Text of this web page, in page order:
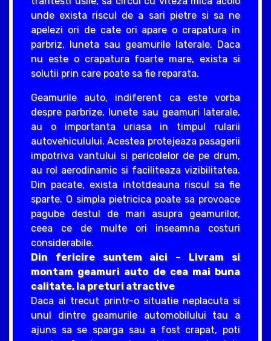
unde exista riscul de a sari pietre si sa ne
apelezi ori de cate ori apare o crapatura in
parbriz, luneta sau geamurile laterale. Daca
nu este o crapatura foarte mare, exista si
solutii prin care poate sa fie reparata.
Geamurile auto, indiferent ca este vorba
despre parbrize, lunete sau geamuri laterale,
au o importanta uriasa in timpul rularii
autovehiculului. Acestea protejeaza pasagerii
impotriva vantului si pericolelor de pe drum,
au rol aerodinamic si faciliteaza vizibilitatea.
Din pacate, exista intotdeauna riscul sa fie
sparte. O simpla pietricica poate sa provoace
pagube destul de mari asupra geamurilor,
ceea ce de multe ori inseamna costuri
considerabile.
Din fericire suntem aici – Livram si
montam geamuri auto de cea mai buna
calitate, la preturi atractive
Daca ai trecut printr-o situatie neplacuta si
unul dintre geamurile automobilului tau a
ajuns sa se sparga sau a fost crapat, poti